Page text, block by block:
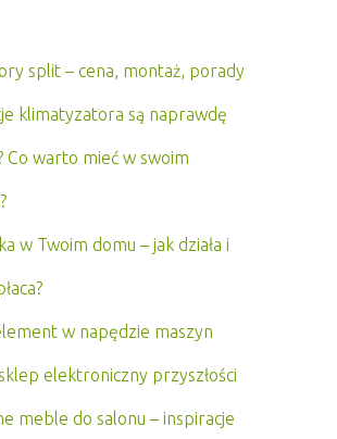
split – cena, montaż, porady
klimatyzatora są naprawdę
Co warto mieć w swoim
w Twoim domu – jak działa i
w napędzie maszyn
elektroniczny przyszłości
meble do salonu – inspiracje